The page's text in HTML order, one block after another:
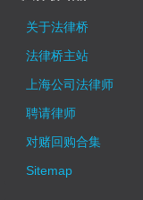
关于法律桥
法律桥主站
上海公司法律师
聘请律师
对赌回购合集
Sitemap